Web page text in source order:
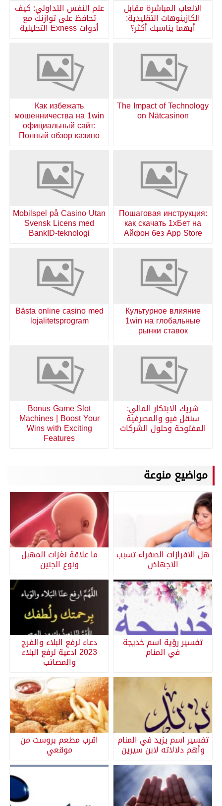
الالعاب المباشرة مقابل
الكازينوهات التقليدية:
أيهما يناسبك أكثر؟
علم النفس التداولي: كيف
تحافظ على توازنك مع
أدوات Exness التحليلية
The Impact of Technology
on Nätcasinon
Как избежать
мошенничества на 1win
официальный сайт:
Полный обзор казино
Пошаговая инструкция:
как скачать 1хБет на
Айфон без App Store
Mobilspel på Casino Utan
Svensk Licens med
BankID-teknologi
Культурное влияние
1win на глобальные
рынки ставок
Bästa online casino med
lojalitetsprogram
شريك الابتكار المالي:
سنقل فيو والمصرفية
المفتوحة وحلول الشركات
Bonus Game Slot
Machines | Boost Your
Wins with Exciting
Features
مواضيع منوعة
هل الافرازات الصفراء تسبب
الاجهاض
ما علاقة نغزات المهبل
ونوع الجنين
تفسير رؤية اسم خديجة
في المنام
دعاء لرفع البلاء والفرج
2023 ادعية لرفع البلاء
والمصائب
تفسير اسم يزيد في المنام
وأهم دلالاته لابن سيرين
اقرب مطعم بروست من
موقعي